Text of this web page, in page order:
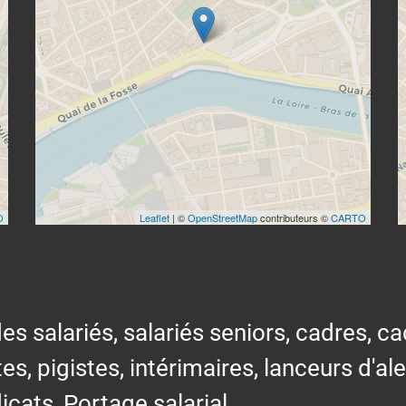
Leaflet| ©OpenStreetMapcontributeurs ©CARTO
salariés, salariés seniors, cadres,
pigistes, intérimaires, lanceurs